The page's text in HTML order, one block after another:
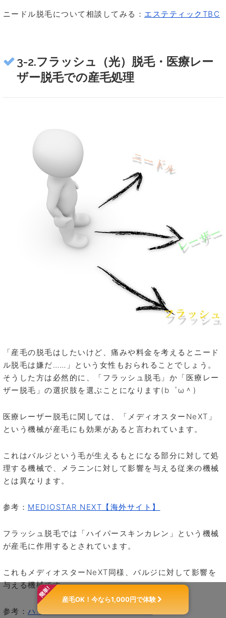
ニードル脱毛について相談してみる： エステティックTBC
3-2.フラッシュ（光）脱毛・医療レー
ザー脱毛での産毛処理
「産毛の脱毛はしたいけど、痛みや料金を考えるとニード
ル脱毛は嫌だ……」という女性もおられることでしょう。
そうした方は必然的に、「フラッシュ脱毛」か「医療レー
ザー脱毛」の選択肢を選ぶことになります(b゜ω＾)
医療レーザー脱毛に関しては、「メディオスターNeXT」
という機械が産毛にも効果があると言われています。
これはバルジという毛が生えるもとになる部分に対して処
理する機械で、メラニンに対して影響を与える従来の機械
とは異なります。
参考： MEDIOSTAR NEXT【海外サイト】
フラッシュ脱毛では「ハイパースキンカレン」という機械
が産毛に作用するとされています。
これもメディオスターNeXT同様、バルジに対して影響を
与える機械です。
参考： ハイパースキンカレン脱毛機とは
産毛OK！今なら1,000円で体験